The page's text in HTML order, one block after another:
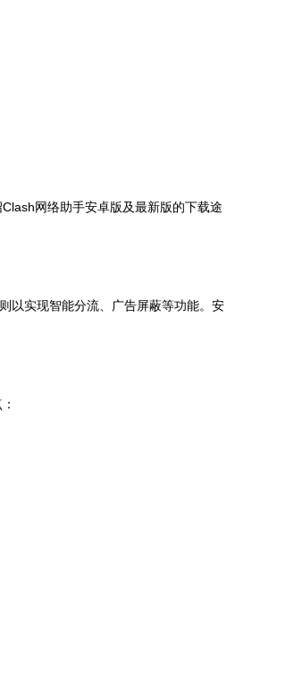
网络助手安卓版及最新版的下载途
以实现智能分流、广告屏蔽等功能。安